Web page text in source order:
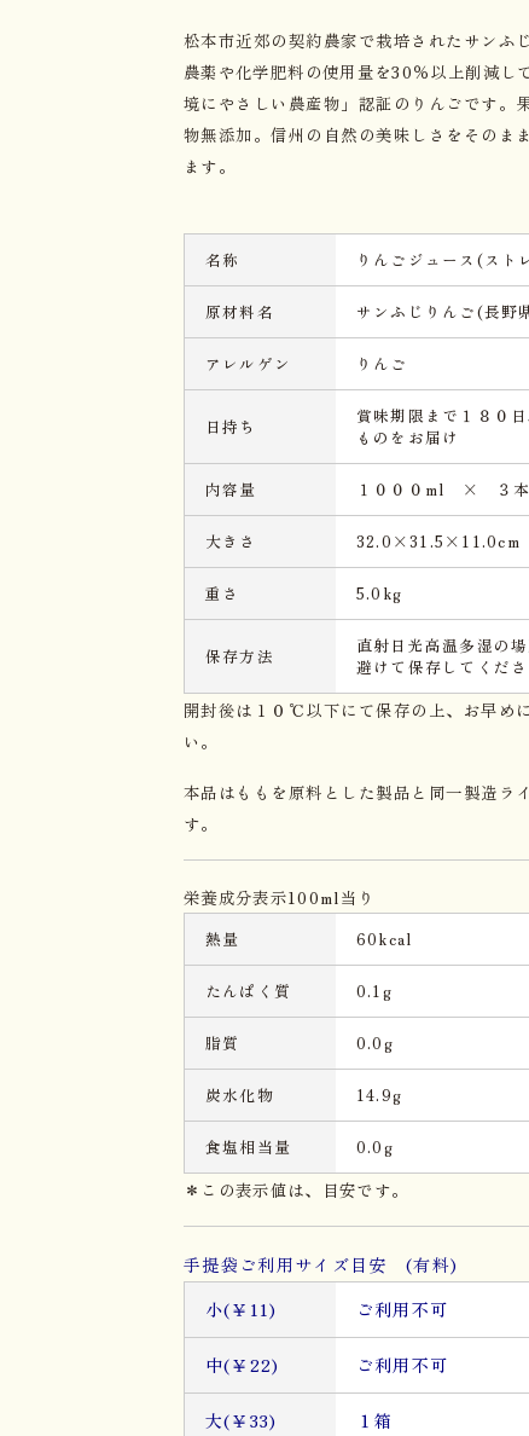
松本市近郊の契約農家で栽培されたサンふ
農薬や化学肥料の使用量を30％以上削減し
境にやさしい農産物」認証のりんごです。
物無添加。信州の自然の美味しさをそのま
ます。
名称 りんごジュース(スト
原材料名 サンふじりんご(長野
アレルゲン りんご
日持ち
賞味期限まで１８０
ものをお届け
内容量 １０００ml × ３本
大きさ 32.0×31.5×11.0cm
重さ 5.0kg
保存方法
直射日光高温多湿の
避けて保存してくださ
開封後は１０℃以下にて保存の上、お早め
い。
本品はももを原料とした製品と同一製造ラ
す。
栄養成分表示100ml当り
熱量 60kcal
たんぱく質 0.1g
脂質 0.0g
炭水化物 14.9g
食塩相当量 0.0g
＊この表示値は、目安です。
手提袋ご利用サイズ目安 (有料)
小(￥11)
ご利用不可
中(￥22) ご利用不可
大(￥33)
１箱